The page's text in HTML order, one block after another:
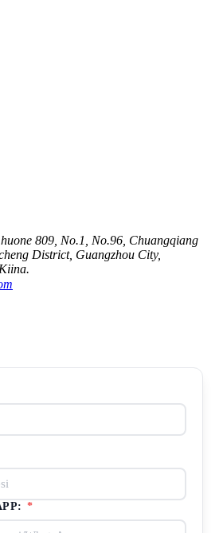
809, No.1, No.96, Chuangqiang
District, Guangzhou City,
*